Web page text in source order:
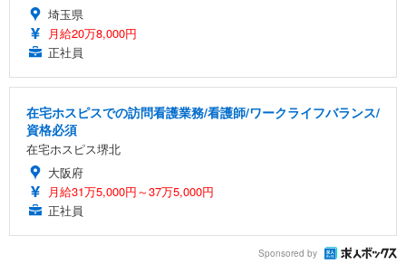
埼玉県
月給20万8,000円
正社員
在宅ホスピスでの訪問看護業務/看護師/ワークライフバランス/
資格必須
在宅ホスピス堺北
大阪府
月給31万5,000円～37万5,000円
正社員
Sponsored by